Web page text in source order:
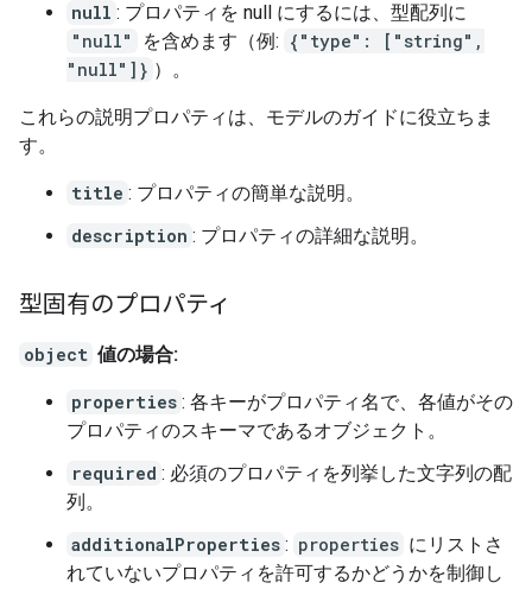
null : プロパティを null にするには、型配列に
"null"
を含めます（例: {"type": ["string",
"null"]} ）。
これらの説明プロパティは、モデルのガイドに役立ちま
す。
title : プロパティの簡単な説明。
description : プロパティの詳細な説明。
型固有のプロパティ
object 値の場合:
properties : 各キーがプロパティ名で、各値がその
プロパティのスキーマであるオブジェクト。
required : 必須のプロパティを列挙した文字列の配
列。
additionalProperties : properties にリストさ
れていないプロパティを許可するかどうかを制御し